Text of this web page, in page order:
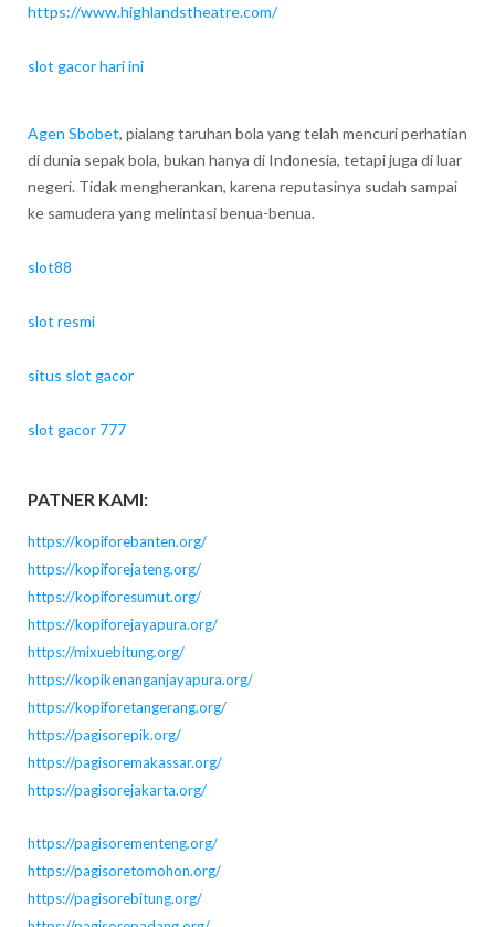
https://www.highlandstheatre.com/
slot gacor hari ini
Agen Sbobet, pialang taruhan bola yang telah mencuri perhatian
di dunia sepak bola, bukan hanya di Indonesia, tetapi juga di luar
negeri. Tidak mengherankan, karena reputasinya sudah sampai
ke samudera yang melintasi benua-benua.
slot88
slot resmi
situs slot gacor
slot gacor 777
PATNER KAMI:
https://kopiforebanten.org/
https://kopiforejateng.org/
https://kopiforesumut.org/
https://kopiforejayapura.org/
https://mixuebitung.org/
https://kopikenanganjayapura.org/
https://kopiforetangerang.org/
https://pagisorepik.org/
https://pagisoremakassar.org/
https://pagisorejakarta.org/
https://pagisorementeng.org/
https://pagisoretomohon.org/
https://pagisorebitung.org/